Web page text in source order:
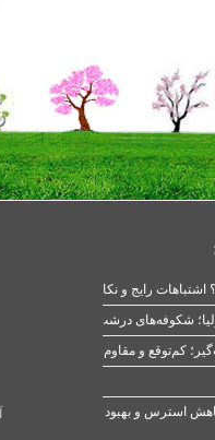
رایج و نکات طلایی
شکوفه‌های درشت در بهار